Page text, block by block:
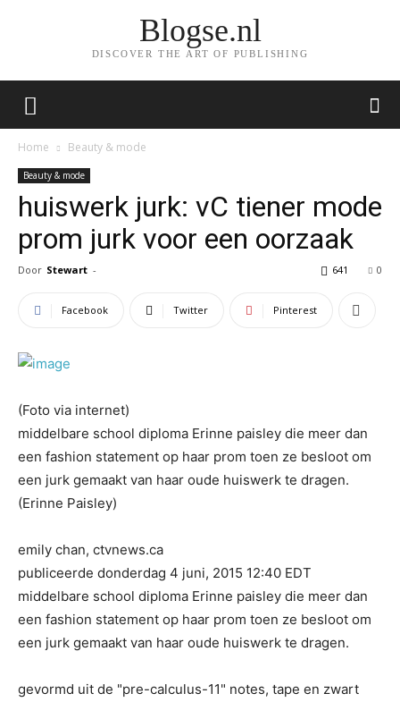
Blogse.nl
DISCOVER THE ART OF PUBLISHING
Home Beauty & mode
Beauty & mode
huiswerk jurk: vC tiener mode
prom jurk voor een oorzaak
Door Stewart - 0
641
Facebook Twitter Pinterest
(Foto via internet)
middelbare school diploma Erinne paisley die meer dan
een fashion statement op haar prom toen ze besloot om
een jurk gemaakt van haar oude huiswerk te dragen.
(Erinne Paisley)
emily chan, ctvnews.ca
publiceerde donderdag 4 juni, 2015 12:40 EDT
middelbare school diploma Erinne paisley die meer dan
een fashion statement op haar prom toen ze besloot om
een jurk gemaakt van haar oude huiswerk te dragen.
gevormd uit de "pre-calculus-11" notes, tape en zwart